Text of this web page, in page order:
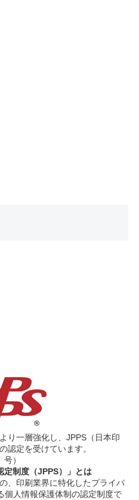
り一層強化し、JPPS（日本印
認定を受けています。
）
定制度（JPPS）」とは
、印刷業界に特化したプライバ
個人情報保護体制の認定制度で